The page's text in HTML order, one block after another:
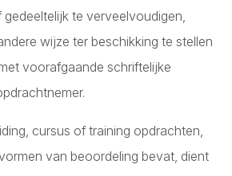
gedeeltelijk te verveelvoudigen,
wijze ter beschikking te stellen
voorafgaande schriftelijke
cursus of training opdrachten,
van beoordeling bevat, dient